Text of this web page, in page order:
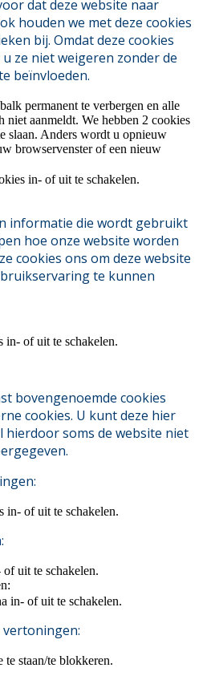
dat deze website naar
houden we met deze cookies
bij. Omdat deze cookies
ze niet weigeren zonder de
beïnvloeden.
permanent te verbergen en alle
niet aanmeldt. We hebben 2 cookies
slaan. Anders wordt u opnieuw
browservenster of een nieuw
in- of uit te schakelen.
informatie die wordt gebruikt
hoe onze website worden
cookies ons om deze website
te kunnen
of uit te schakelen.
bovengenoemde cookies
cookies. U kunt deze hier
hierdoor soms de website niet
of uit te schakelen.
uit te schakelen.
in- of uit te schakelen.
vertoningen:
staan/te blokkeren.